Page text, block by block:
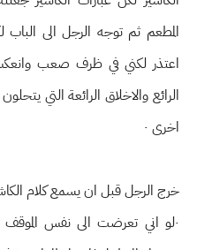
المطعم ثم توجه الرجل الى
اعتذر لكني في ظرف صعب
اخرى ٠